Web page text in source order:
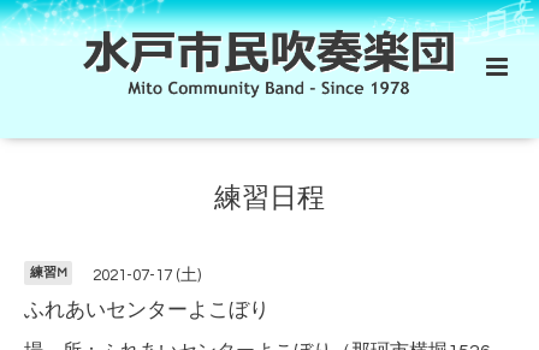
練習日程
練習M 2021-07-17 (土)
ふれあいセンターよこぼり